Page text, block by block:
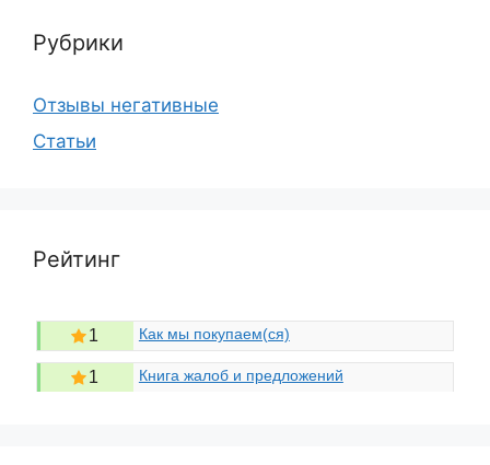
Рубрики
Отзывы негативные
Статьи
Рейтинг
1 Как мы покупаем(ся)
1 Книга жалоб и предложений